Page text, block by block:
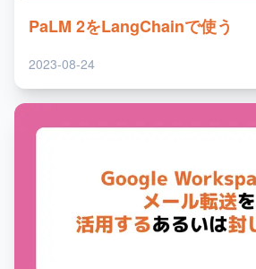
PaLM 2をLangChainで使う
2023-08-24